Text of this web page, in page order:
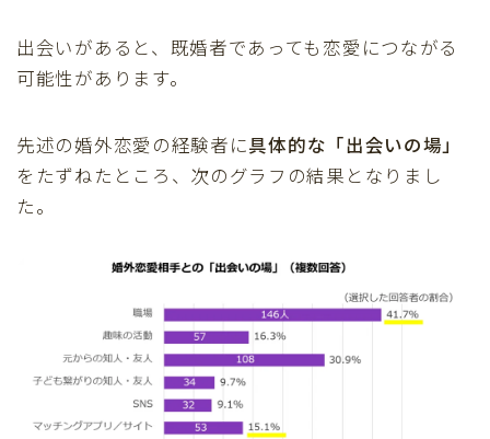
出会いがあると、既婚者であっても恋愛につながる
可能性があります。
先述の婚外恋愛の経験者に具体的な「出会いの場」
をたずねたところ、次のグラフの結果となりまし
た。